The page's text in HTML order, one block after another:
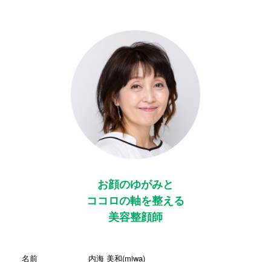
お顔のゆがみと
ココロの軸を整える
美容整顔師
名前 内海 美和(miwa)